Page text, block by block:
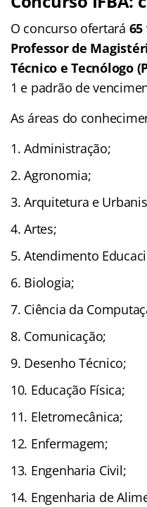
O concurso ofertará 65
Professor de
Técnico e Tecnólogo
1 e padrão de
As áreas do
Administração;
Agronomia;
Arquitetura e
Artes;
Atendimento
Biologia;
Ciência da
Comunicação;
Desenho Técnico;
Educação Física;
Eletromecânica;
Enfermagem;
Engenharia Civil;
Engenharia de